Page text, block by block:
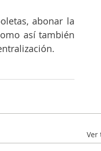
abonar la
así también
Ver